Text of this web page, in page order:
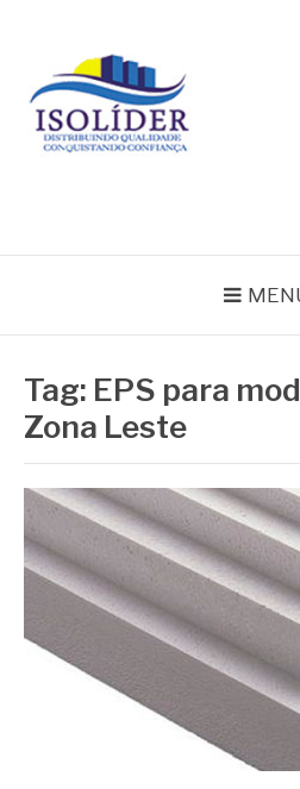
conteúdo
Tag: EPS para
Zona Leste